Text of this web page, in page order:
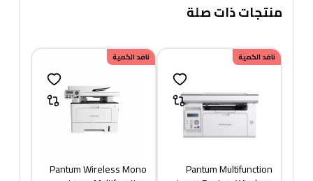
منتجات ذات صلة
نافد الكمية
Pantum Multifunction
نافد الكمية
Pantum Wireless Mono